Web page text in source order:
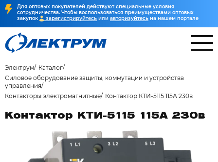
Для оптовых покупателей действуют специальные условия
сотрудничества. Чтобы воспользоваться преимуществами оптовых
закупок
зарегистрируйтесь или авторизуйтесь на нашем портале
Электрум
Каталог
Силовое оборудование защиты, коммутации и устройства
управления
Контакторы электромагнитные
Контактор КТИ-5115 115А 230в
Контактор КТИ-5115 115А 230в